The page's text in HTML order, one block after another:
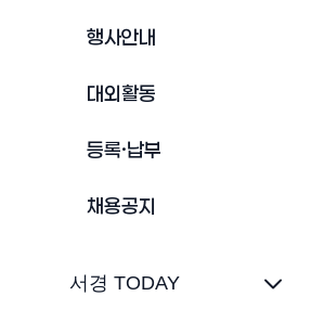
행사안내
대외활동
등록·납부
채용공지
서경 TODAY